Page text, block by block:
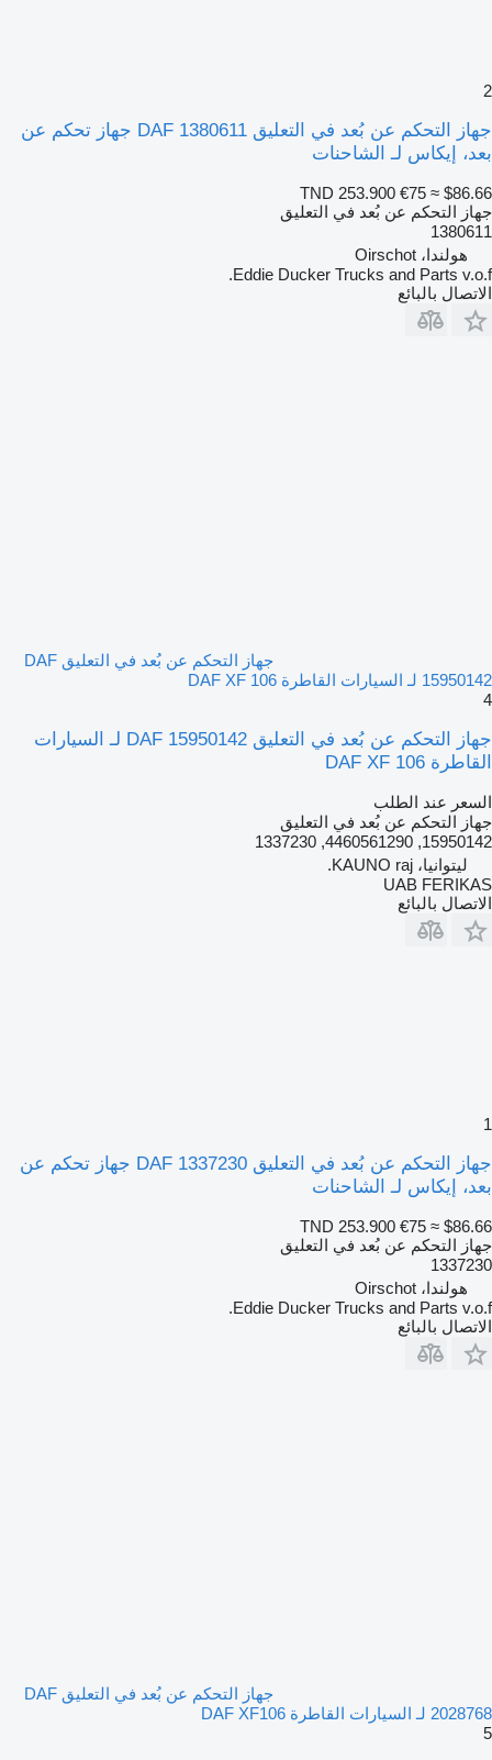
2
جهاز التحكم عن بُعد في التعليق DAF 1380611 جهاز تحكم عن
بعد، إيكاس لـ الشاحنات
TND 253.900 €75 ≈ $86.66
جهاز التحكم عن بُعد في التعليق
1380611
هولندا، Oirschot
Eddie Ducker Trucks and Parts v.o.f.
الاتصال بالبائع
جهاز التحكم عن بُعد في التعليق DAF
15950142 لـ السيارات القاطرة DAF XF 106
4
جهاز التحكم عن بُعد في التعليق DAF 15950142 لـ السيارات
القاطرة DAF XF 106
السعر عند الطلب
جهاز التحكم عن بُعد في التعليق
15950142, 4460561290, 1337230
ليتوانيا، KAUNO raj.
UAB FERIKAS
الاتصال بالبائع
1
جهاز التحكم عن بُعد في التعليق DAF 1337230 جهاز تحكم عن
بعد، إيكاس لـ الشاحنات
TND 253.900 €75 ≈ $86.66
جهاز التحكم عن بُعد في التعليق
1337230
هولندا، Oirschot
Eddie Ducker Trucks and Parts v.o.f.
الاتصال بالبائع
جهاز التحكم عن بُعد في التعليق DAF
2028768 لـ السيارات القاطرة DAF XF106
5